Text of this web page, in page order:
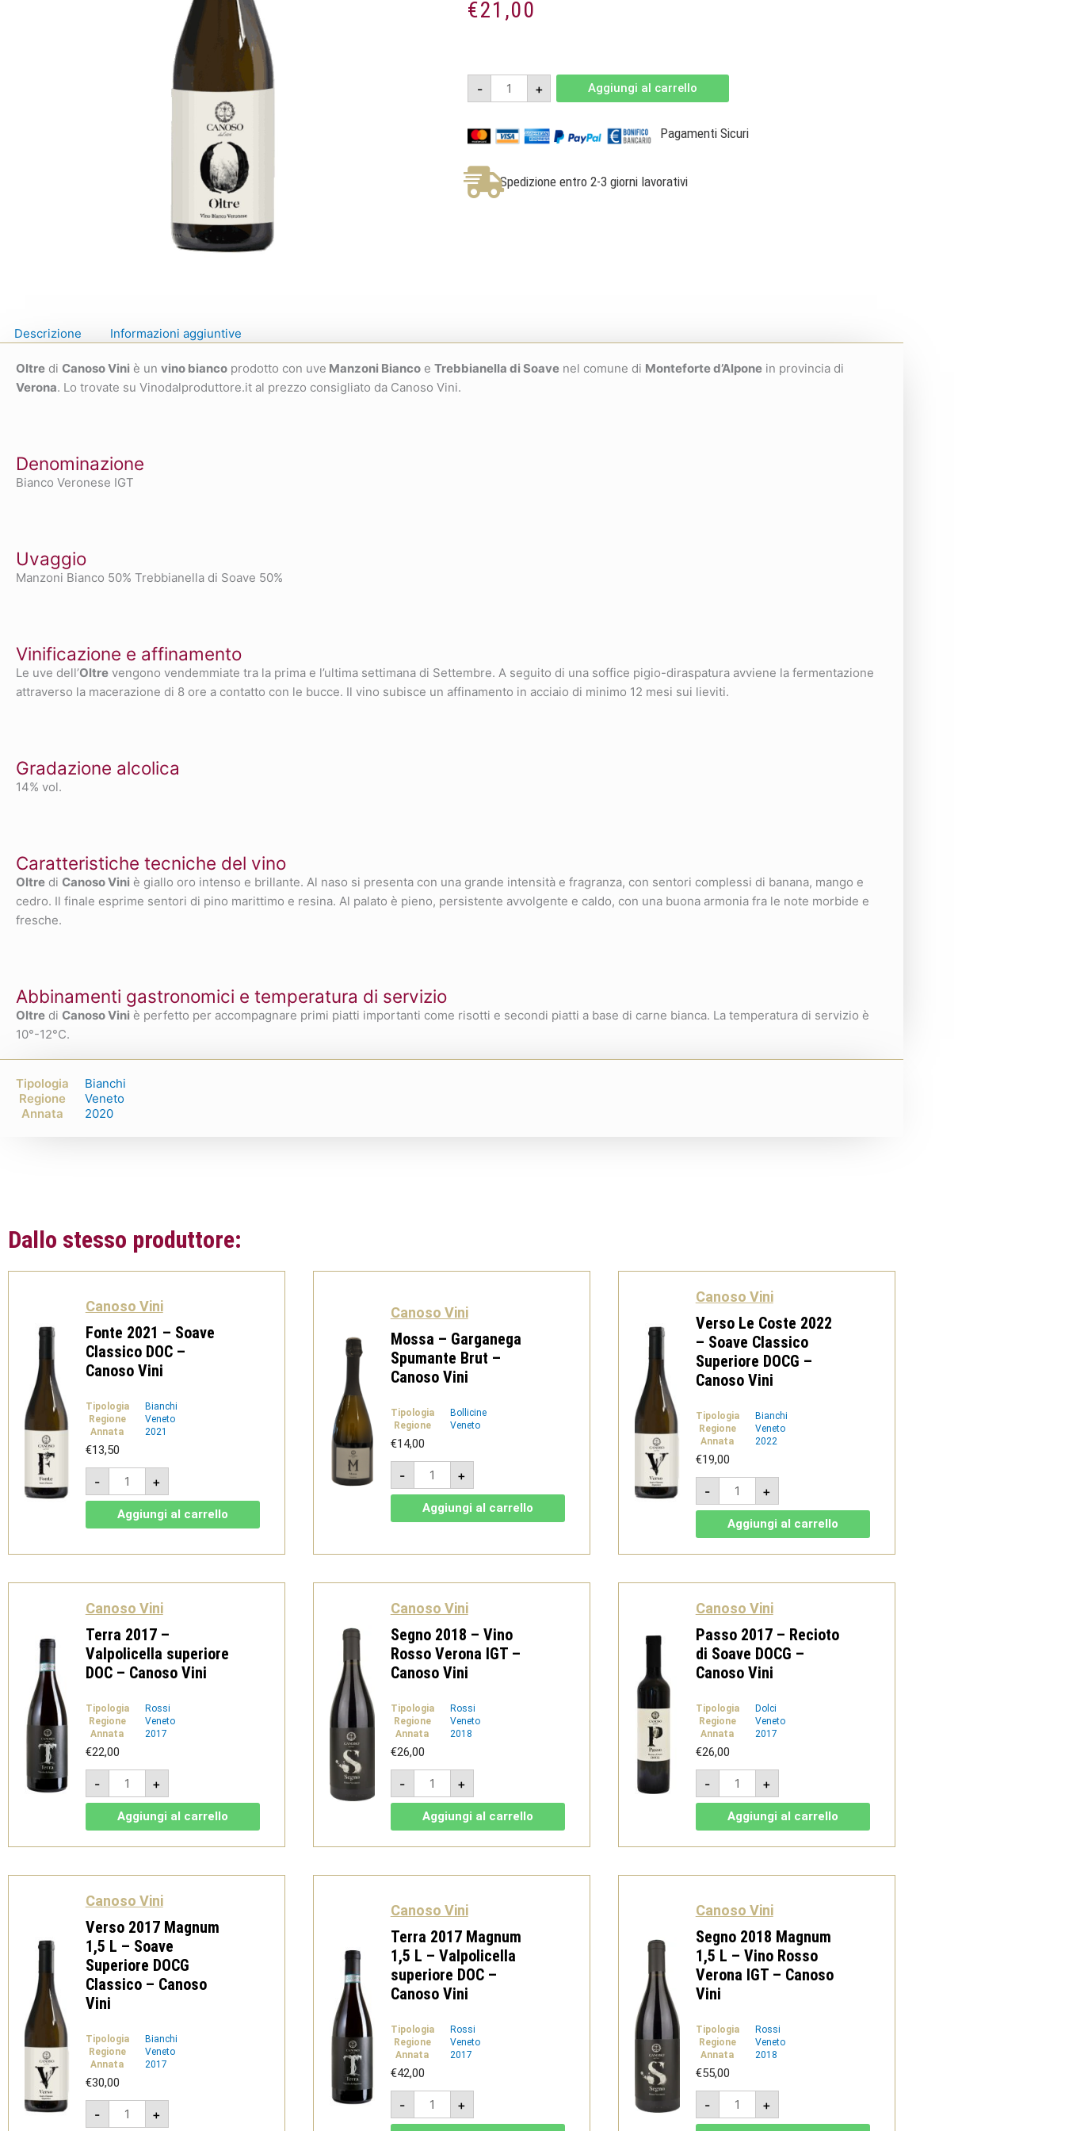
€21,00
-
Oltre
2020
-
Veronese
IGT
Vini
quantità
+ Aggiungi al carrello
Pagamenti Sicuri
Spedizione entro 2-3 giorni lavorativi
Descrizione Informazioni aggiuntive
Oltre di Canoso Vini è un vino bianco prodotto con uve Manzoni Bianco e Trebbianella di Soave nel comune di Monteforte d’Alpone in provincia di
Verona. Lo trovate su Vinodalproduttore.it al prezzo consigliato da Canoso Vini.
Denominazione
Bianco Veronese IGT
Uvaggio
Manzoni Bianco 50% Trebbianella di Soave 50%
Vinificazione e affinamento
Le uve dell’Oltre vengono vendemmiate tra la prima e l’ultima settimana di Settembre. A seguito di una soffice pigio-diraspatura avviene la fermentazione
attraverso la macerazione di 8 ore a contatto con le bucce. Il vino subisce un affinamento in acciaio di minimo 12 mesi sui lieviti.
Gradazione alcolica
14% vol.
Caratteristiche tecniche del vino
Oltre di Canoso Vini è giallo oro intenso e brillante. Al naso si presenta con una grande intensità e fragranza, con sentori complessi di banana, mango e
cedro. Il finale esprime sentori di pino marittimo e resina. Al palato è pieno, persistente avvolgente e caldo, con una buona armonia fra le note morbide e
fresche.
Abbinamenti gastronomici e temperatura di servizio
Oltre di Canoso Vini è perfetto per accompagnare primi piatti importanti come risotti e secondi piatti a base di carne bianca. La temperatura di servizio è
10°-12°C.
Tipologia
Bianchi
Regione
Veneto
Annata
2020
Dallo stesso produttore:
Canoso Vini
Fonte 2021 – Soave
Classico DOC –
Canoso Vini
Tipologia
Bianchi
Regione
Veneto
Annata
2021
€13,50
-
Fonte
2021
-
Soave
Classico
DOC
Canoso
quantità
+
Aggiungi al carrello
Canoso Vini
Mossa – Garganega
Spumante Brut –
Canoso Vini
Tipologia
Bollicine
Regione
Veneto
€14,00
-
Mossa
Garganega
Spumante
Brut
-
+
Aggiungi al carrello
Canoso Vini
Verso Le Coste 2022
– Soave Classico
Superiore DOCG –
Canoso Vini
Tipologia
Bianchi
Regione
Veneto
Annata
2022
€19,00
-
Verso
Coste
2022
Soave
Classico
Canoso
Vini
quantità
+
Aggiungi al carrello
Canoso Vini
Terra 2017 –
Valpolicella superiore
DOC – Canoso Vini
Tipologia
Rossi
Regione
Veneto
Annata
2017
€22,00
-
Terra
2017
-
Valpolicella
superiore
DOC
-
+
Aggiungi al carrello
Canoso Vini
Segno 2018 – Vino
Rosso Verona IGT –
Canoso Vini
Tipologia
Rossi
Regione
Veneto
Annata
2018
€26,00
-
Segno
2018
-
Vino
Rosso
Verona
IGT
+
Aggiungi al carrello
Canoso Vini
Passo 2017 – Recioto
di Soave DOCG –
Canoso Vini
Tipologia
Dolci
Regione
Veneto
Annata
2017
€26,00
-
Passo
2017
-
Recioto
di
Soave
DOCG
+
Aggiungi al carrello
Canoso Vini
Verso 2017 Magnum
1,5 L – Soave
Superiore DOCG
Classico – Canoso
Vini
Tipologia
Bianchi
Regione
Veneto
Annata
2017
€30,00
-
Verso
2017 +
Canoso Vini
Terra 2017 Magnum
1,5 L – Valpolicella
superiore DOC –
Canoso Vini
Tipologia
Rossi
Regione
Veneto
Annata
2017
€42,00
-
Terra
2017
Magnum
+
Canoso Vini
Segno 2018 Magnum
1,5 L – Vino Rosso
Verona IGT – Canoso
Vini
Tipologia
Rossi
Regione
Veneto
Annata
2018
€55,00
-
Segno
2018
Magnum
+